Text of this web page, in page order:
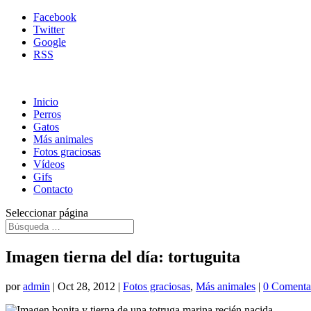
Facebook
Twitter
Google
RSS
Inicio
Perros
Gatos
Más animales
Fotos graciosas
Vídeos
Gifs
Contacto
Seleccionar página
Imagen tierna del día: tortuguita
poradmin | Oct 28, 2012 | Fotos graciosas, Más animales | 0